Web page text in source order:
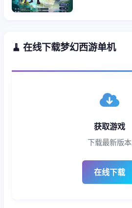
🧹 在线下载梦幻西游单机
获取游戏
下载最新版本
在线下载